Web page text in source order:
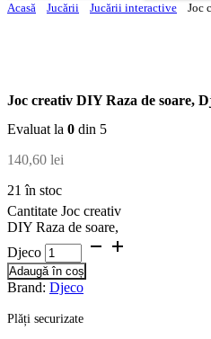
Acasă
Jucării Jucării interactive Joc
Joc creativ DIY Raza de soare,
Evaluat la 0 din 5
140,60 lei
21 în stoc
Cantitate Joc creativ
DIY Raza de soare,
Djeco
Adaugă în coș
Brand: Djeco
Plăți securizate